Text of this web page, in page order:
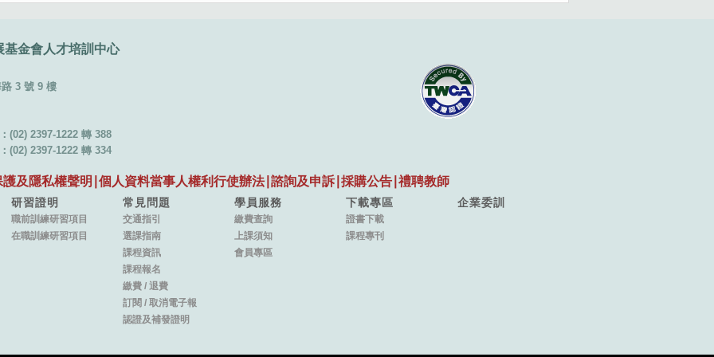
基金會人才培訓中心
3 號 9 樓
(02) 2397-1222 轉 388
(02) 2397-1222 轉 334
及隱私權聲明 個人資料當事人權利行使辦法∣ 諮詢及申訴 採購公告 禮聘教師
研習證明
職前訓練研習項目
在職訓練研習項目
常見問題
交通指引
選課指南
課程資訊
課程報名
繳費 / 退費
訂閱 / 取消電子報
認證及補發證明
學員服務
繳費查詢
上課須知
會員專區
下載專區
證書下載
課程專刊
企業委訓